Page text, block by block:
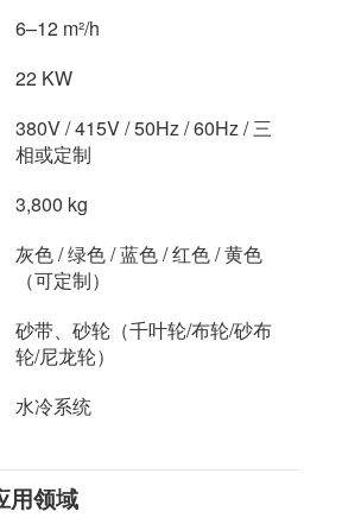
6–12 m²/h
22 KW
380V / 415V / 50Hz / 60Hz / 三
相或定制
3,800 kg
灰色 / 绿色 / 蓝色 / 红色 / 黄色
（可定制）
砂带、砂轮（千叶轮/布轮/砂布
轮/尼龙轮）
水冷系统
用领域